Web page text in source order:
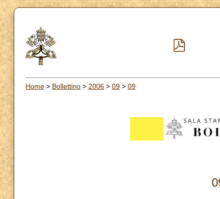
Home > Bollettino > 2006 > 09 > 09